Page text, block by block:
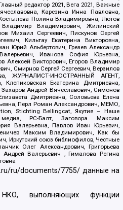
редактор 2021, Вега 2021, Важные
Карезина Инна Павловна,
Полина Владимировна, Лютов
Владимирович, Жилинский
Михаил Сергеевич, Пискунов Сергей
Кильтау Екатерина Викторовна,
Юрий Альбертович, Грезев Александр
Иванова София Юрьевна,
Алексей Викторович, Егоров Владимир
Смирнов Сергей Сергеевич, Верзилов
ЖУРНАЛИСТ-ИНОСТРАННЫЙ АГЕНТ,
Клепиковская Екатерина Дмитриевна,
Андрей Вячеславович, Симонов
Дмитриевна, Соловьева Елена
Перл Роман Александрович, МЕМО,
Stichting Bellingcat, Якутия – Наше
РС-Балт, Заговора Максим
Валерьевна, Павлов Иван Юрьевич,
Максим Владимирович, Как бы
Иркутский союз библиофилов, Честные
Олег Александрович, Григорьева
Андрей Валерьевич , Гималова Регина
ru/documents/7755/ данные на
выполняющих функции